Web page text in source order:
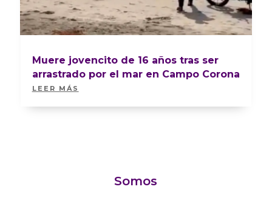
Muere jovencito de 16 años tras ser
arrastrado por el mar en Campo Corona
LEER MÁS
Somos